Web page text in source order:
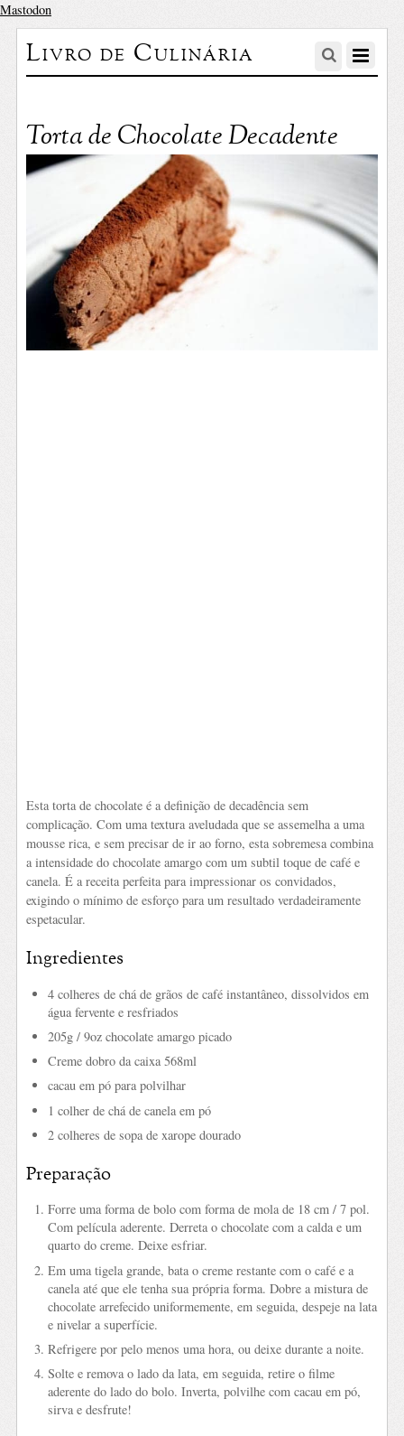
Mastodon
Livro de Culinária
Torta de Chocolate Decadente
Esta torta de chocolate é a definição de decadência sem
complicação. Com uma textura aveludada que se assemelha a uma
mousse rica, e sem precisar de ir ao forno, esta sobremesa combina
a intensidade do chocolate amargo com um subtil toque de café e
canela. É a receita perfeita para impressionar os convidados,
exigindo o mínimo de esforço para um resultado verdadeiramente
espetacular.
Ingredientes
4 colheres de chá de grãos de café instantâneo, dissolvidos em
água fervente e resfriados
205g / 9oz chocolate amargo picado
Creme dobro da caixa 568ml
cacau em pó para polvilhar
1 colher de chá de canela em pó
2 colheres de sopa de xarope dourado
Preparação
Forre uma forma de bolo com forma de mola de 18 cm / 7 pol.
Com película aderente. Derreta o chocolate com a calda e um
quarto do creme. Deixe esfriar.
Em uma tigela grande, bata o creme restante com o café e a
canela até que ele tenha sua própria forma. Dobre a mistura de
chocolate arrefecido uniformemente, em seguida, despeje na lata
e nivelar a superfície.
Refrigere por pelo menos uma hora, ou deixe durante a noite.
Solte e remova o lado da lata, em seguida, retire o filme
aderente do lado do bolo. Inverta, polvilhe com cacau em pó,
sirva e desfrute!